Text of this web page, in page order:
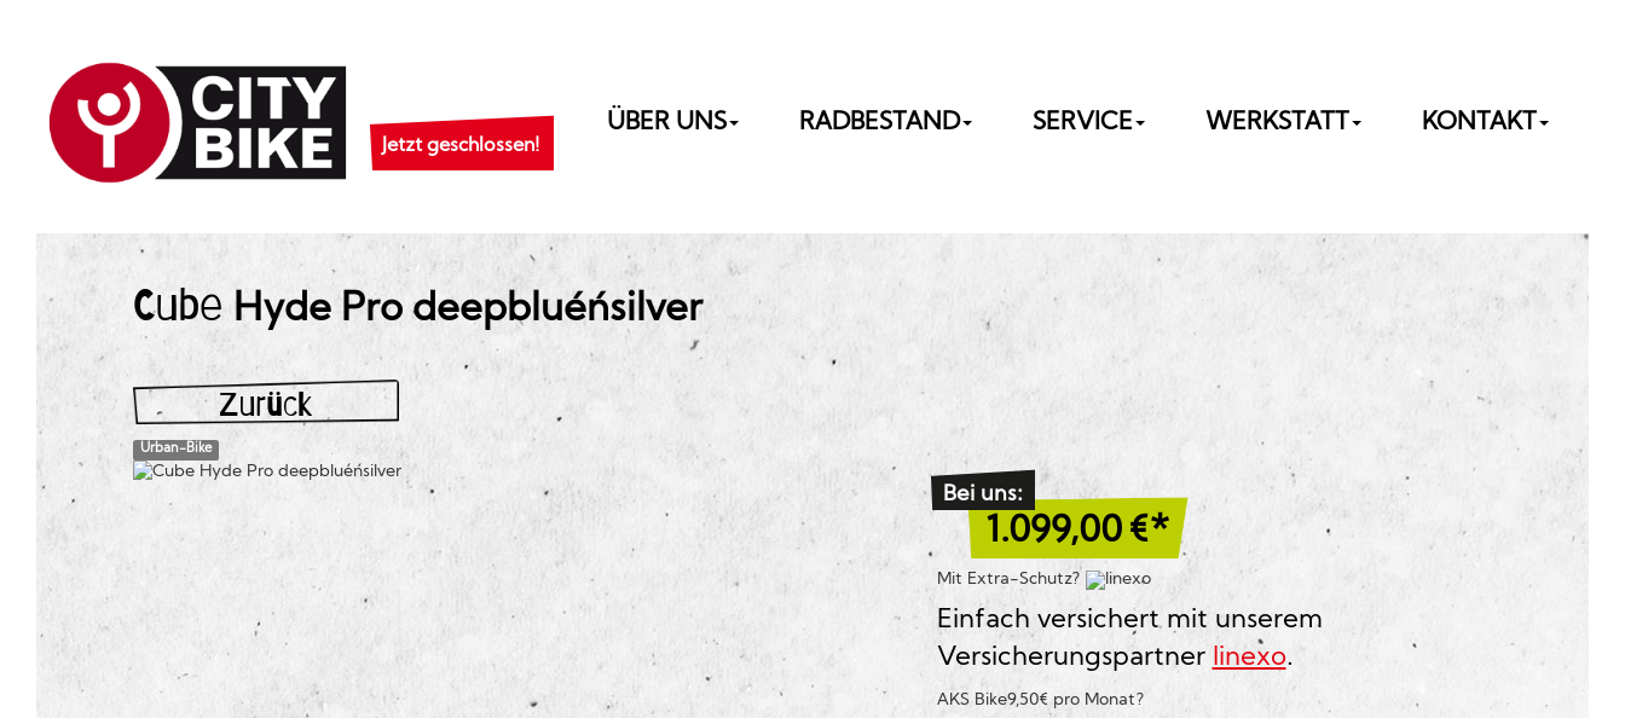
Jetzt geschlossen!
ÜBER UNS RADBESTAND SERVICE WERKSTATT KONTAKT
Cube Hyde Pro deepblue´n´silver
Zurück
Urban-Bike
Bei uns:
1.099,00 €*
Mit Extra-Schutz?
Einfach versichert mit unserem
Versicherungspartner linexo.
AKS Bike9,50€ pro Monat?